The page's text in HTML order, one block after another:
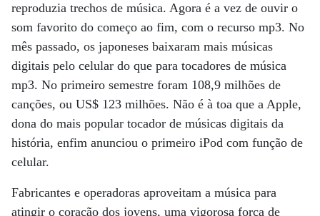
reproduzia trechos de música. Agora é a vez de ouvir o
som favorito do começo ao fim, com o recurso mp3. No
mês passado, os japoneses baixaram mais músicas
digitais pelo celular do que para tocadores de música
mp3. No primeiro semestre foram 108,9 milhões de
canções, ou US$ 123 milhões. Não é à toa que a Apple,
dona do mais popular tocador de músicas digitais da
história, enfim anunciou o primeiro iPod com função de
celular.
Fabricantes e operadoras aproveitam a música para
atingir o coração dos jovens, uma vigorosa força de